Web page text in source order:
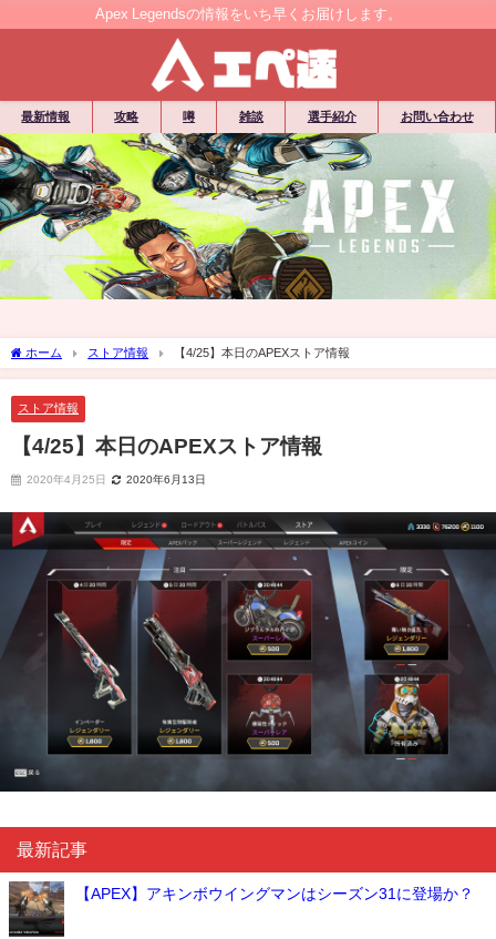
Apex Legendsの情報をいち早くお届けします。
最新情報 攻略 噂 雑談 選手紹介 お問い合わせ
ホーム ストア情報 【4/25】本日のAPEXストア情報
ストア情報
【4/25】本日のAPEXストア情報
2020年4月25日 2020年6月13日
最新記事
【APEX】アキンボウイングマンはシーズン31に登場か？